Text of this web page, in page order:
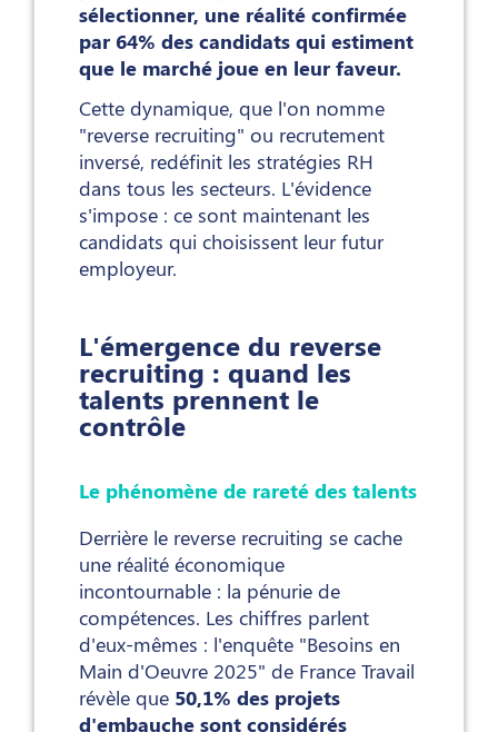
sélectionner, une réalité confirmée
par 64% des candidats qui estiment
que le marché joue en leur faveur.
Cette dynamique, que l'on nomme
"reverse recruiting" ou recrutement
inversé, redéfinit les stratégies RH
dans tous les secteurs. L'évidence
s'impose : ce sont maintenant les
candidats qui choisissent leur futur
employeur.
L'émergence du reverse
recruiting : quand les
talents prennent le
contrôle
Le phénomène de rareté des talents
Derrière le reverse recruiting se cache
une réalité économique
incontournable : la pénurie de
compétences. Les chiffres parlent
d'eux-mêmes : l'enquête "Besoins en
Main d'Oeuvre 2025" de France Travail
révèle que 50,1% des projets
d'embauche sont considérés